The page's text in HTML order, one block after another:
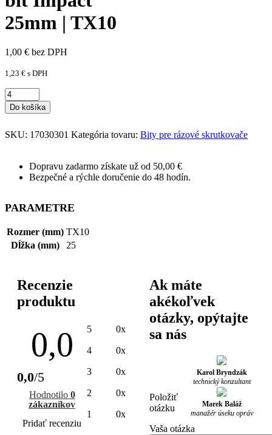
25mm | TX10
1,00 € bez DPH
1,23 € s DPH
Do košíka
SKU: 17030301 Kategória tovaru: Bity pre rázové skrutkovače
Dopravu zadarmo získate už od 50,00 €
Bezpečné a rýchle doručenie do 48 hodín.
PARAMETRE
Rozmer (mm) TX10
Dĺžka (mm)
25
Recenzie
produktu
0,0
0,0/5
Hodnotilo 0
zákazníkov
Pridať recenziu
5 0x
4 0x
3 0x
2 0x
1 0x
Ak máte
akékoľvek
otázky, opýtajte
sa nás
Karol Bryndzák
technický konzultant
Marek Baláž
manažér úseku opráv
Položiť
otázku
Vaša otázka